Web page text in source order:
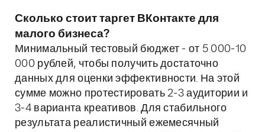
Сколько стоит таргет ВКонтакте для
малого бизнеса?
Минимальный тестовый бюджет - от 5 000-10
000 рублей, чтобы получить достаточно
данных для оценки эффективности. На этой
сумме можно протестировать 2-3 аудитории и
3-4 варианта креативов. Для стабильного
результата реалистичный ежемесячный